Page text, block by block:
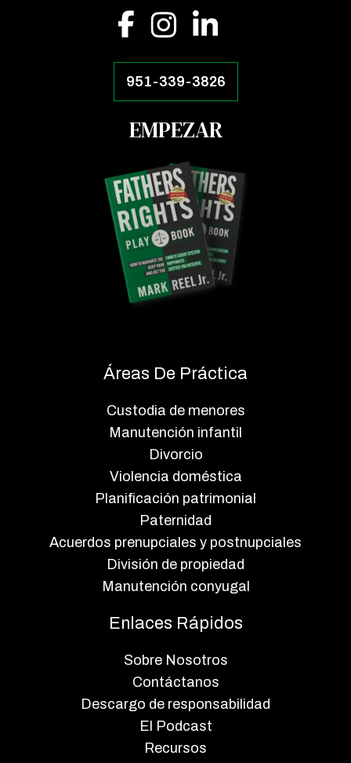
951-339-3826
EMPEZAR
Áreas De Práctica
Custodia de menores
Manutención infantil
Divorcio
Violencia doméstica
Planificación patrimonial
Paternidad
Acuerdos prenupciales y postnupciales
División de propiedad
Manutención conyugal
Enlaces Rápidos
Sobre Nosotros
Contáctanos
Descargo de responsabilidad
El Podcast
Recursos